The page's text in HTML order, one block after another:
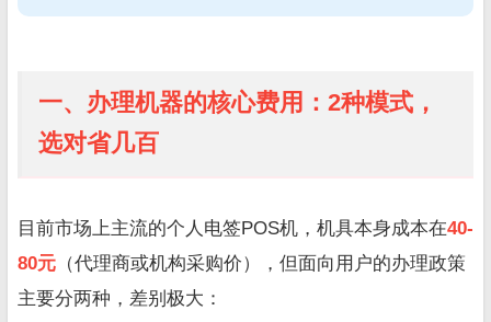
一、办理机器的核心费用：2种模式，
选对省几百
目前市场上主流的个人电签POS机，机具本身成本在40-
80元 （代理商或机构采购价），但面向用户的办理政策
主要分两种，差别极大：